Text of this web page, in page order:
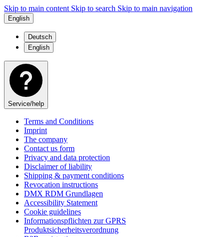
Skip to main content Skip to search Skip to main navigation
English
Deutsch
English
Service/help
Terms and Conditions
Imprint
The company
Contact us form
Privacy and data protection
Disclaimer of liability
Shipping & payment conditions
Revocation instructions
DMX RDM Grundlagen
Accessibility Statement
Cookie guidelines
Informationspflichten zur GPRS
Produktsicherheitsverordnung